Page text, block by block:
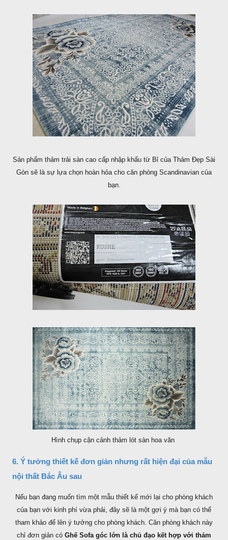
Sản phẩm thảm trải sàn cao cấp nhập khẩu từ Bỉ của Thảm Đẹp Sài
Gòn sẽ là sự lựa chọn hoàn hỏa cho căn phòng Scandinavian của
bạn.
Hình chụp cận cảnh thảm lót sàn hoa văn
6. Ý tưởng thiết kế đơn giản nhưng rất hiện đại của mẫu
nội thất Bắc Âu sau
Nếu bạn đang muốn tìm một mẫu thiết kế mới lại cho phòng khách
của bạn với kinh phí vừa phải, đây sẽ là một gợi ý mà bạn có thể
tham khảo để lên ý tưởng cho phòng khách. Căn phòng khách này
chỉ đơn giản có Ghế Sofa góc lớn là chủ đạo kết hợp với thảm